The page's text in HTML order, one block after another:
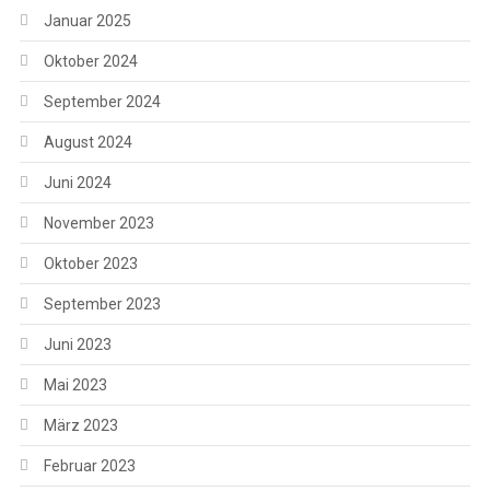
Januar 2025
Oktober 2024
September 2024
August 2024
Juni 2024
November 2023
Oktober 2023
September 2023
Juni 2023
Mai 2023
März 2023
Februar 2023